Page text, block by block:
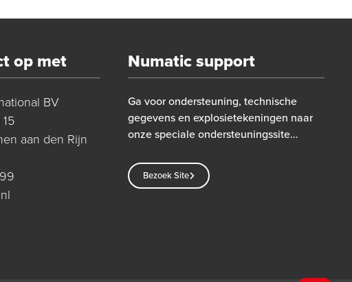
op met
BV
aan den Rijn
Numatic support
Ga voor ondersteuning, technische
gegevens en explosietekeningen naar
onze speciale ondersteuningssite…
Bezoek Site